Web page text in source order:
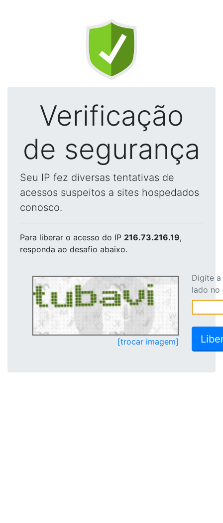
Verificação
de segurança
Seu IP fez diversas tentativas de
acessos suspeitos a sites hospedados
conosco.
Para liberar o acesso do IP 216.73.216.19,
responda ao desafio abaixo.
[trocar imagem]
Digite
lado no